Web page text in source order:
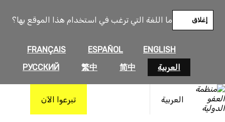
ما اللغة التي ترغب في استخدام هذا الموقع بها؟
ENGLISH
ESPAÑOL
FRANÇAIS
العربية
简中
繁中
РУССКИЙ
إغلاق
العربية تبرعوا الآن
المحتوى